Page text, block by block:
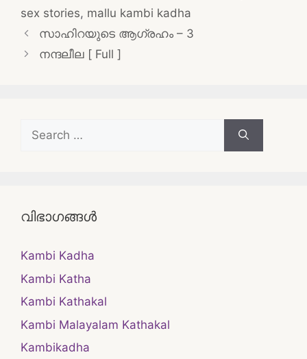
sex stories, mallu kambi kadha
Post
navigation
സാഹിറയുടെ ആഗ്രഹം – 3
നന്ദലീല [ Full ]
Search
for:
വിഭാഗങ്ങൾ
Kambi Kadha
Kambi Katha
Kambi Kathakal
Kambi Malayalam Kathakal
Kambikadha